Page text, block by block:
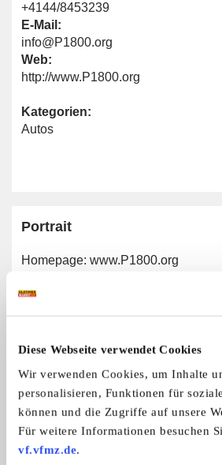
Diese Webseite verwendet Cookies
Wir verwenden Cookies, um Inhalte
personalisieren, Funktionen für
können und die Zugriffe auf unsere
Für weitere Informationen besuchen
vf.vfmz.de.
+4144/8453239
E-Mail:
info@P1800.org
Web:
http://www.P1800.org
Kategorien:
Autos
Portrait
Homepage: www.P1800.org
Allgemeine Angaben
Volvo
Volvo-Sport Club P1800 S-